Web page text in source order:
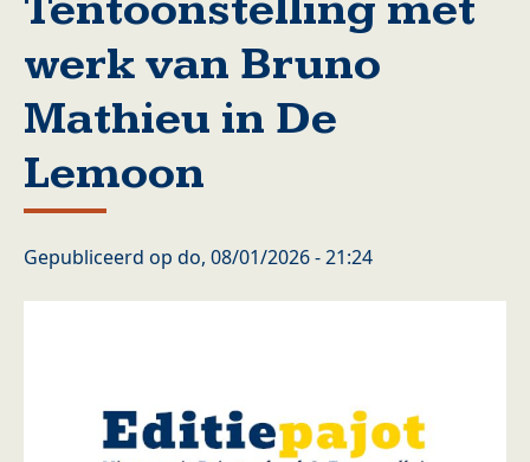
werk van Bruno
Mathieu in De
Lemoon
Gepubliceerd op do, 08/01/2026 - 21:24